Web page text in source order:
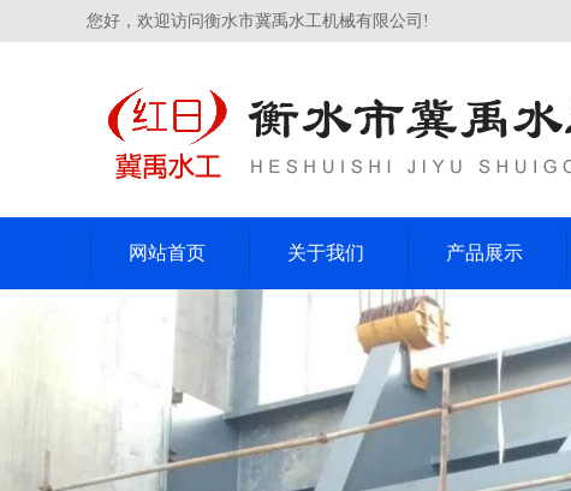
您好，欢迎访问衡水市冀禹水工机械有限公司!
网站首页 关于我们 产品展示